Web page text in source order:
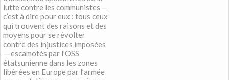
lutte contre les communistes —
c’est à dire pour eux : tous ceux
qui trouvent des raisons et des
moyens pour se révolter
contre des injustices imposées
— escamotés par l’OSS
étatsunienne dans les zones
libérées en Europe par l’armée